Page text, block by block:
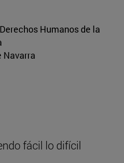
Humanos de la
Navarra
fácil lo difícil